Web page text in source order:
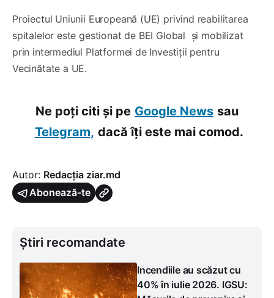
Proiectul Uniunii Europeană (UE) privind reabilitarea
spitalelor este gestionat de BEI Global și mobilizat
prin intermediul Platformei de Investiții pentru
Vecinătate a UE.
Ne poți citi și pe Google News sau
Telegram, dacă îți este mai comod.
Autor: Redacția ziar.md
Abonează-te
Știri recomandate
Incendiile au scăzut cu
40% în iulie 2026. IGSU: